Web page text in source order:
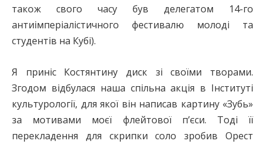
також свого часу був делегатом 14-го
антиімперіалістичного фестивалю молоді та
студентів на Кубі).
Я приніс Костянтину диск зі своїми творами.
Згодом відбулася наша спільна акція в Інституті
культурології, для якої він написав картину «Зубь»
за мотивами моєї флейтової п’єси. Тоді її
перекладення для скрипки соло зробив Орест